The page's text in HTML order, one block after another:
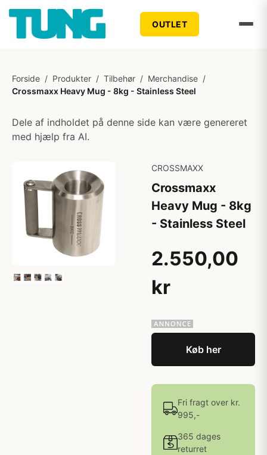
OUTLET
Forside / Produkter / Tilbehør / Merchandise /
Crossmaxx Heavy Mug - 8kg - Stainless Steel
Dele af indholdet på denne side kan være genereret
med hjælp fra AI.
CROSSMAXX
Crossmaxx
Heavy Mug - 8kg
- Stainless Steel
2.550,00
kr
Køb her
Fri fragt over kr.
995,-
365 dages
returret